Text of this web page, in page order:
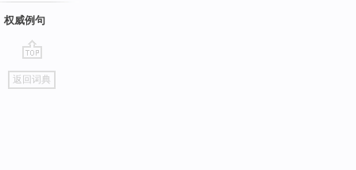
权威例句
go
top
返回词典